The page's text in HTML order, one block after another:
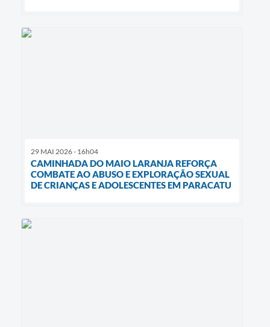
29 MAI 2026 - 16h04
CAMINHADA DO MAIO LARANJA REFORÇA
COMBATE AO ABUSO E EXPLORAÇÃO SEXUAL
DE CRIANÇAS E ADOLESCENTES EM PARACATU